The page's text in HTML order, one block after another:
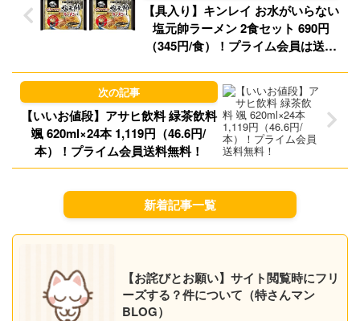
n
【具入り】キンレイ お水がいらない
塩元帥ラーメン 2食セット 690円
（345円/食）！プライム会員は送料
【いいお値段】アサヒ飲料 緑茶飲料
颯 620ml×24本 1,119円（46.6円/
本）！プライム会員送料無料！
新着記事一覧
【お詫びとお願い】サイト閲覧時にフリ
ーズする？件について（特さんマン
BLOG）